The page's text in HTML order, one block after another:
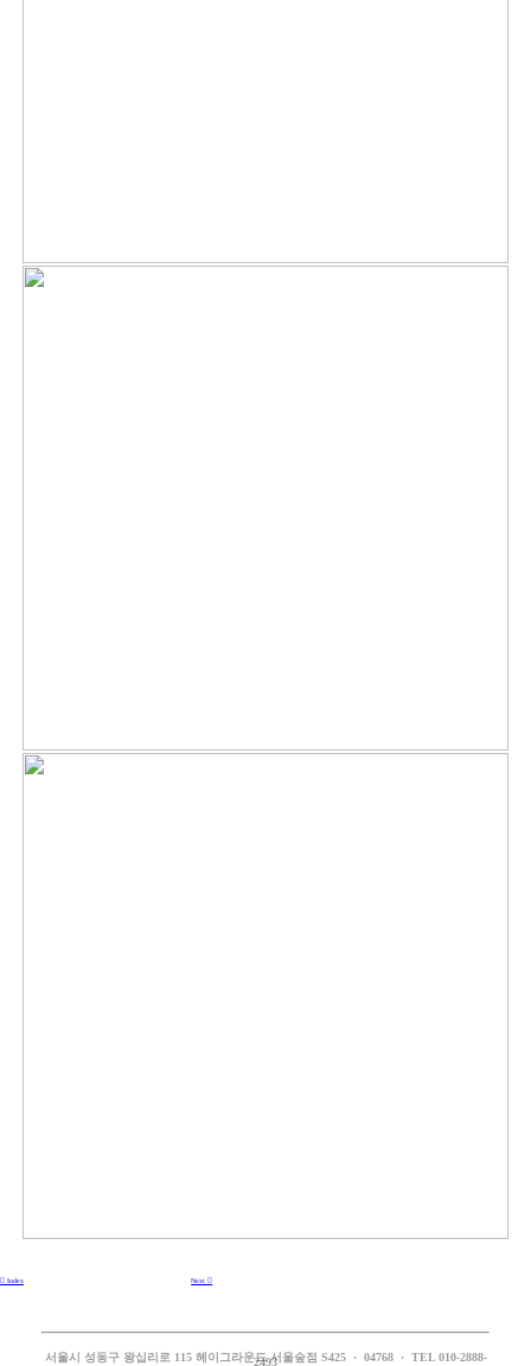
︎ Index Next ︎
서울시 성동구 왕십리로 115 헤이그라운드 서울숲점 S425 · 04768 · TEL 010-2888-
2493